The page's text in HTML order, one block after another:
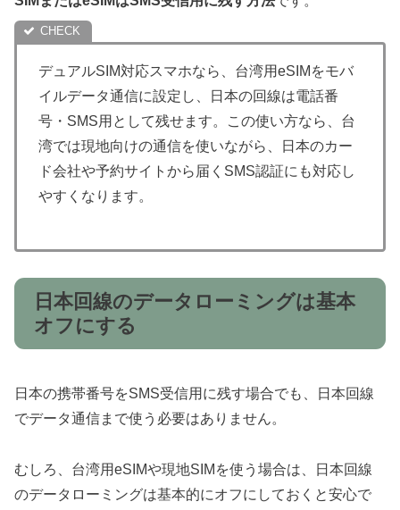
デュアルSIM対応スマホなら、台湾用eSIMをモバ
イルデータ通信に設定し、日本の回線は電話番
号・SMS用として残せます。この使い方なら、台
湾では現地向けの通信を使いながら、日本のカー
ド会社や予約サイトから届くSMS認証にも対応し
やすくなります。
日本回線のデータローミングは基本
オフにする
日本の携帯番号をSMS受信用に残す場合でも、日本回線
でデータ通信まで使う必要はありません。
むしろ、台湾用eSIMや現地SIMを使う場合は、日本回線
のデータローミングは基本的にオフにしておくと安心で